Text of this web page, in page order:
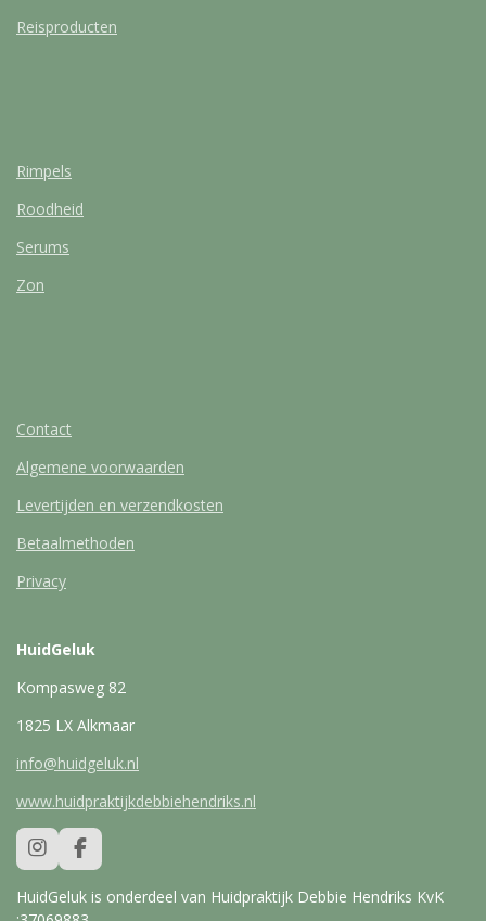
Reisproducten
Rimpels
Roodheid
Serums
Zon
Contact
Algemene voorwaarden
Levertijden en verzendkosten
Betaalmethoden
Privacy
HuidGeluk
Kompasweg 82
1825 LX Alkmaar
info@huidgeluk.nl
www.huidpraktijkdebbiehendriks.nl
I
n
s
t
F
a
c
e
HuidGeluk is onderdeel van Huidpraktijk Debbie Hendriks KvK